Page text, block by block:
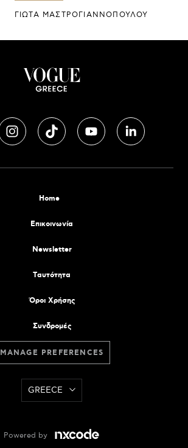
ΓΙΩΤΑ ΜΑΣΤΡΟΓΙΑΝΝΟΠΟΥΛΟΥ
Home
Επικοινωνία
Newsletter
Tαυτότητα
Όροι Χρήσης
Συνδρομές
MANAGE PREFERENCES
GREECE
Powered by